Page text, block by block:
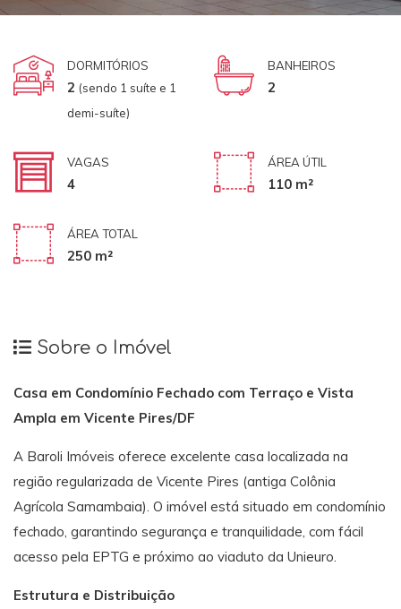
DORMITÓRIOS
2 (sendo 1 suíte e 1
demi-suíte)
BANHEIROS
2
VAGAS
4
ÁREA ÚTIL
110 m²
ÁREA TOTAL
250 m²
Sobre o Imóvel
Casa em Condomínio Fechado com Terraço e Vista
Ampla em Vicente Pires/DF
A Baroli Imóveis oferece excelente casa localizada na
região regularizada de Vicente Pires (antiga Colônia
Agrícola Samambaia). O imóvel está situado em condomínio
fechado, garantindo segurança e tranquilidade, com fácil
acesso pela EPTG e próximo ao viaduto da Unieuro.
Estrutura e Distribuição